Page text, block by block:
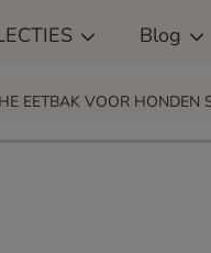
Blog
EETBAK VOOR